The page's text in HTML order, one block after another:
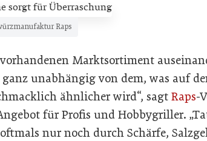
Raps
Marktsortiment
unabhängig von dem, was auf
ähnlicher wird“, sagt Raps-
für Profis und Hobbygriller.
nur noch durch Schärfe,